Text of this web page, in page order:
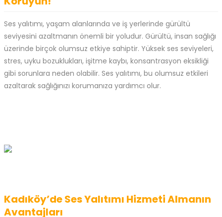
Ses yalıtımı, yaşam alanlarında ve iş yerlerinde gürültü
seviyesini azaltmanın önemli bir yoludur. Gürültü, insan sağlığı
üzerinde birçok olumsuz etkiye sahiptir. Yüksek ses seviyeleri,
stres, uyku bozuklukları, işitme kaybı, konsantrasyon eksikliği
gibi sorunlara neden olabilir. Ses yalıtımı, bu olumsuz etkileri
azaltarak sağlığınızı korumanıza yardımcı olur.
Kadıköy’de Ses Yalıtımı Hizmeti Almanın
Avantajları